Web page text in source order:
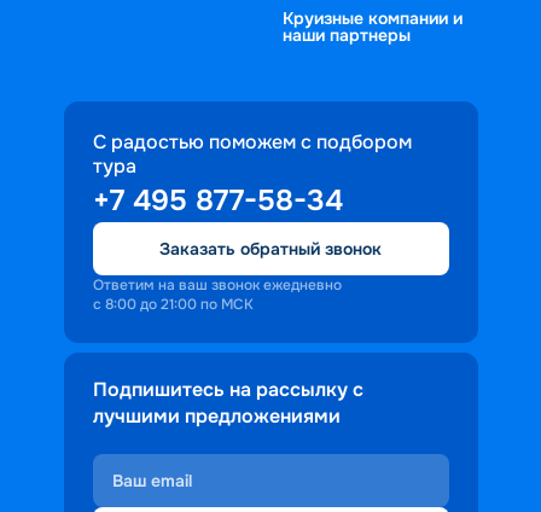
Круизные компании и
наши партнеры
С радостью поможем с подбором
тура
+7 495 877-58-34
Заказать обратный звонок
Ответим на ваш звонок ежедневно
с 8:00 до 21:00 по МСК
Подпишитесь на рассылку с
лучшими предложениями